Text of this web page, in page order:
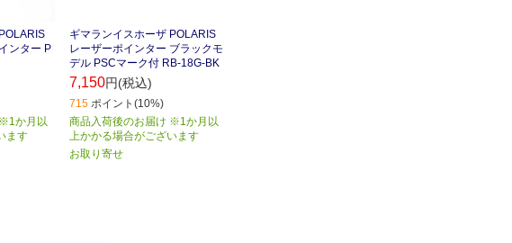
ンター P
か月以
ます
ギマランイスホーザ POLARIS
レーザーポインター ブラックモ
デル PSCマーク付 RB-18G-BK
7,150円(税込)
715 ポイント(10%)
商品入荷後のお届け ※1か月以
上かかる場合がございます
お取り寄せ